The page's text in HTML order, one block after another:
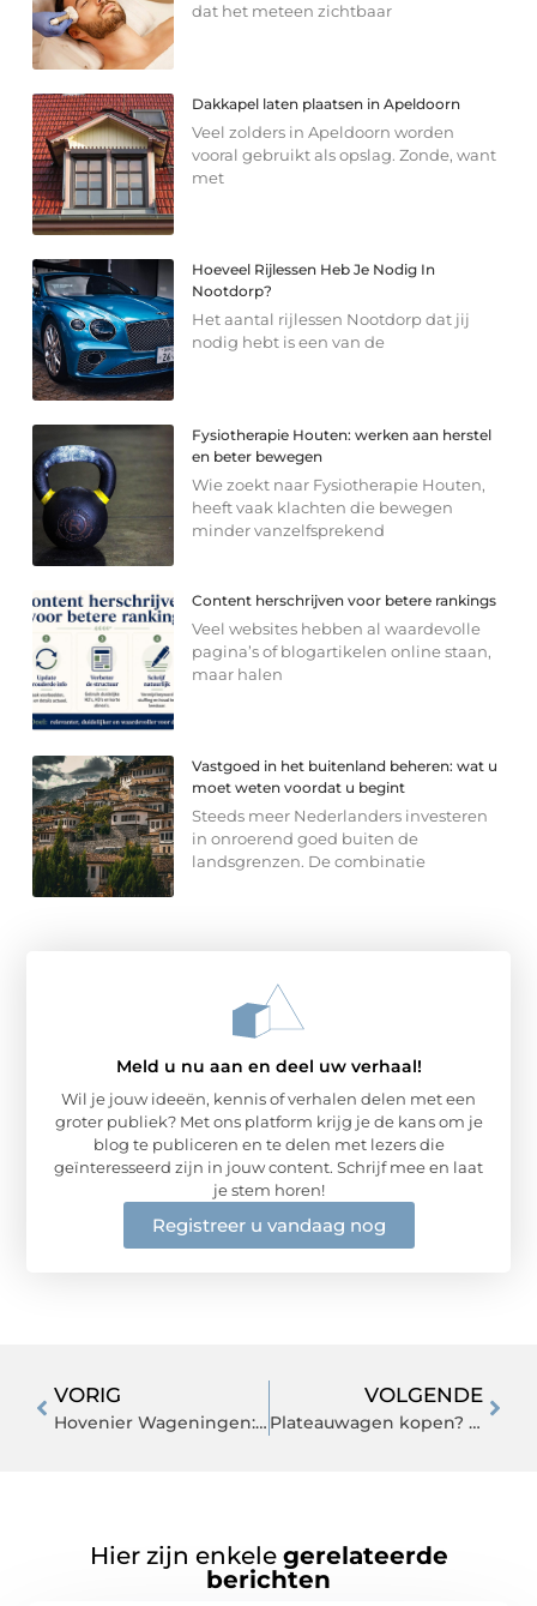
dat het meteen zichtbaar
Dakkapel laten plaatsen in Apeldoorn
Veel zolders in Apeldoorn worden
vooral gebruikt als opslag. Zonde, want
met
Hoeveel Rijlessen Heb Je Nodig In
Nootdorp?
Het aantal rijlessen Nootdorp dat jij
nodig hebt is een van de
Fysiotherapie Houten: werken aan herstel
en beter bewegen
Wie zoekt naar Fysiotherapie Houten,
heeft vaak klachten die bewegen
minder vanzelfsprekend
Content herschrijven voor betere rankings
Veel websites hebben al waardevolle
pagina’s of blogartikelen online staan,
maar halen
Vastgoed in het buitenland beheren: wat u
moet weten voordat u begint
Steeds meer Nederlanders investeren
in onroerend goed buiten de
landsgrenzen. De combinatie
Meld u nu aan en deel uw verhaal!
Wil je jouw ideeën, kennis of verhalen delen met een
groter publiek? Met ons platform krijg je de kans om je
blog te publiceren en te delen met lezers die
geïnteresseerd zijn in jouw content. Schrijf mee en laat
je stem horen!
Registreer u vandaag nog
VORIG
Hovenier Wageningen: hulp voor tuinonderhoud
VOLGENDE
Plateauwagen kopen? | Konag
Hier zijn enkele gerelateerde
berichten